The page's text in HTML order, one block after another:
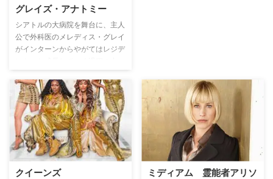
グレイズ・アナトミー
シアトルの大病院を舞台に、主人
公で外科医のメレディス・グレイ
がインターンからやがてはレジデ
で、仕事や恋に悩みながら同僚た
ちと共に前に進んでいく姿を描く
大ヒット医療ドラマ。
クイーンズ
ミディアム 霊能者アリソ